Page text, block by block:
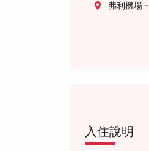
弗利機場
入住說明